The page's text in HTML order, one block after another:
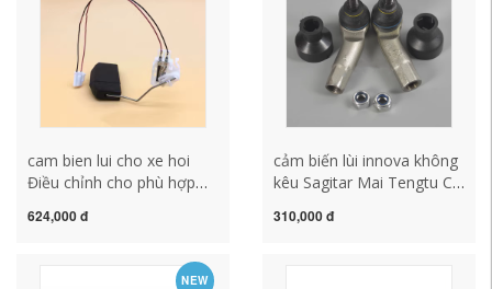
cam bien lui cho xe hoi
Điều chỉnh cho phù hợp
thế hệ thứ tám bạch kim
đo dầu nổi trên bình xăng
624,000 đ
cảm biến lùi innova không
kêu Sagitar Mai Tengtu CC
Sức mạnh nguyên bản bên
310,000 đ
NEW